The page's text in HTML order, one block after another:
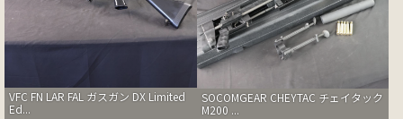
VFC FN LAR FAL ガスガン DX Limited
Ed...
SOCOMGEAR CHEYTAC チェイタック
M200 ...